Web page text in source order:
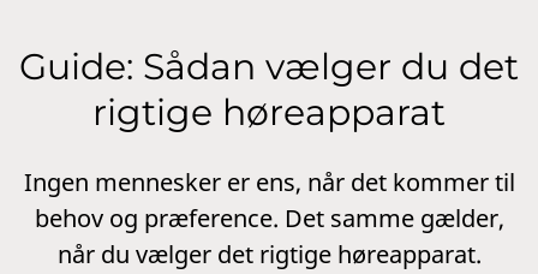
Guide: Sådan vælger du det
rigtige høreapparat
Ingen mennesker er ens, når det kommer til
behov og præference. Det samme gælder,
når du vælger det rigtige høreapparat.